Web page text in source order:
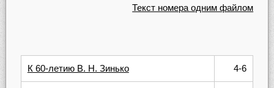
Текст номера одним файлом
К 60-летию В. Н. Зинько 4-6